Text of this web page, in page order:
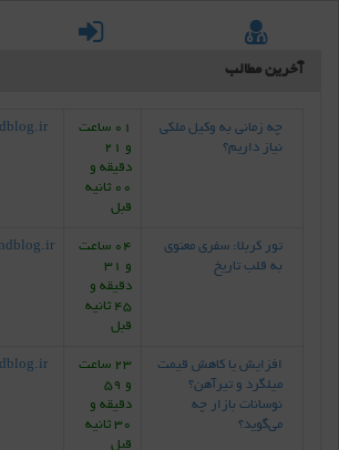
آخرین مطالب
چه زمانی به وکیل ملکی
نیاز داریم؟
01 ساعت
و 21
دقیقه و
00 ثانیه
قبل
تور کربلا: سفری معنوی
به قلب تاریخ
04 ساعت
و 31
دقیقه و
45 ثانیه
قبل
افزایش یا کاهش قیمت
میلگرد و تیرآهن؟
نوسانات بازار چه
می‌گوید؟
23 ساعت
و 59
دقیقه و
30 ثانیه
قبل